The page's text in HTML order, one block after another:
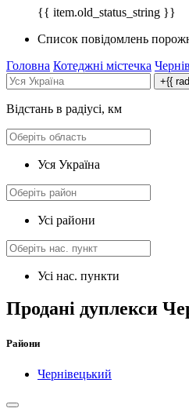
{{ item.old_status_string }}
Список повідомлень
Головна Котеджні містечка
+{{
Відстань в радіусі, км
Уся Україна
Усі райони
Усі нас. пункти
Продані дуплекси
Райони
Чернівецький